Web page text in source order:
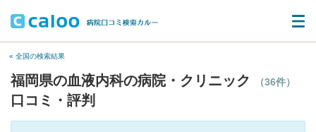
« 全国の検索結果
福岡県の血液内科の病院・クリニック （36件）
口コミ・評判